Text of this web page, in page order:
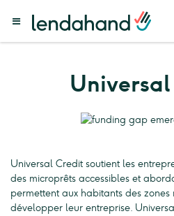
Universal Credit soutient les
des microprêts accessibles et
permettent aux habitants des
développer leur entreprise.